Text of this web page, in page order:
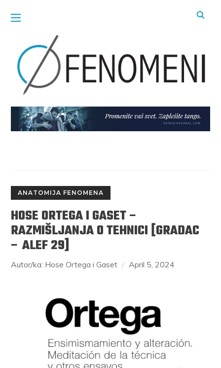
ANATOMIJA FENOMENA
HOSE ORTEGA I GASET –
RAZMIŠLJANJA O TEHNICI [GRADAC
– ALEF 29]
Autor/ka: Hose Ortega i Gaset April 5, 2024